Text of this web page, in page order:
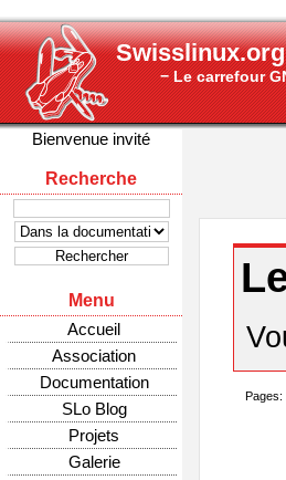
Swisslinux.org
− Le carrefour
Bienvenue invité
Recherche
Menu
Accueil
Association
Documentation
SLo Blog
Projets
Galerie
Pages: